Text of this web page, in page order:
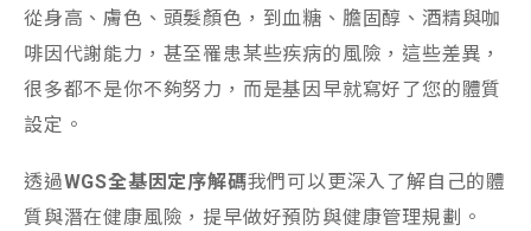
從身高、膚色、頭髮顏色，到血糖、膽固醇、酒精與咖
啡因代謝能力，甚至罹患某些疾病的風險，這些差異，
很多都不是你不夠努力，而是基因早就寫好了您的體質
設定。
透過WGS全基因定序解碼我們可以更深入了解自己的體
質與潛在健康風險，提早做好預防與健康管理規劃。